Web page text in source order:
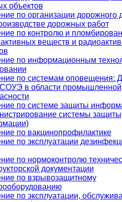
объектов
по организации дорожного
дорожных работ
по контролю и
веществ и
по информационным
по системам оповещения:
в области промышленной
по системе защиты
системы защиты
по вакцинопрофилактике
по эксплуатации
по нормоконтролю
документации
по взрывозащитному
по эксплуатации,